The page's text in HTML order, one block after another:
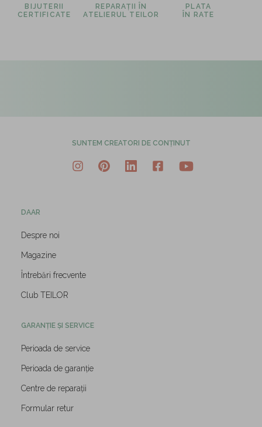
BIJUTERII
CERTIFICATE
REPARAȚII ÎN
ATELIERUL TEILOR
PLATA
ÎN RATE
SUNTEM CREATORI DE CONȚINUT
DAAR
Despre noi
Magazine
Întrebări frecvente
Club TEILOR
GARANȚIE ȘI SERVICE
Perioada de service
Perioada de garanție
Centre de reparații
Formular retur